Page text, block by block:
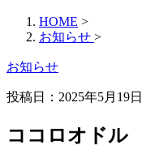
HOME >
お知らせ >
お知らせ
投稿日： 2025年5月19日
ココロオドル